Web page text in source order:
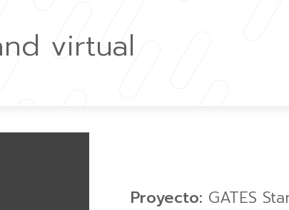
virtual
Proyecto: GATES